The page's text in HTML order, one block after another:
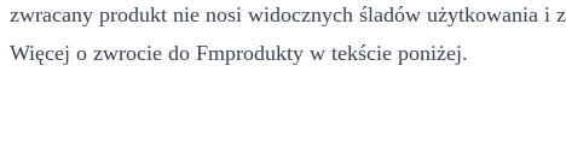
zwracany produkt nie nosi widocznych śladów użytkowania i
Więcej o zwrocie do Fmprodukty w tekście poniżej.